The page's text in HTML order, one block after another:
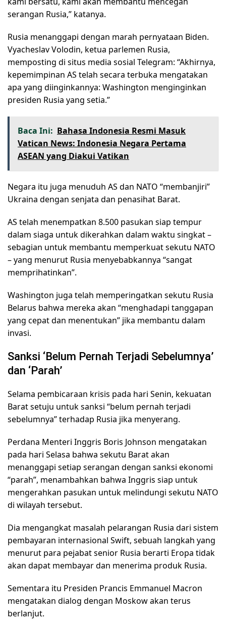
serangan Rusia,” katanya.
Rusia menanggapi dengan marah pernyataan Biden.
Vyacheslav Volodin, ketua parlemen Rusia,
memposting di situs media sosial Telegram: “Akhirnya,
kepemimpinan AS telah secara terbuka mengatakan
apa yang diinginkannya: Washington menginginkan
presiden Rusia yang setia.”
Baca Ini: Bahasa Indonesia Resmi Masuk
Vatican News: Indonesia Negara Pertama
ASEAN yang Diakui Vatikan
Negara itu juga menuduh AS dan NATO “membanjiri”
Ukraina dengan senjata dan penasihat Barat.
AS telah menempatkan 8.500 pasukan siap tempur
dalam siaga untuk dikerahkan dalam waktu singkat –
sebagian untuk membantu memperkuat sekutu NATO
– yang menurut Rusia menyebabkannya “sangat
memprihatinkan”.
Washington juga telah memperingatkan sekutu Rusia
Belarus bahwa mereka akan “menghadapi tanggapan
yang cepat dan menentukan” jika membantu dalam
invasi.
Sanksi ‘Belum Pernah Terjadi Sebelumnya’
dan ‘Parah’
Selama pembicaraan krisis pada hari Senin, kekuatan
Barat setuju untuk sanksi “belum pernah terjadi
sebelumnya” terhadap Rusia jika menyerang.
Perdana Menteri Inggris Boris Johnson mengatakan
pada hari Selasa bahwa sekutu Barat akan
menanggapi setiap serangan dengan sanksi ekonomi
“parah”, menambahkan bahwa Inggris siap untuk
mengerahkan pasukan untuk melindungi sekutu NATO
di wilayah tersebut.
Dia mengangkat masalah pelarangan Rusia dari sistem
pembayaran internasional Swift, sebuah langkah yang
menurut para pejabat senior Rusia berarti Eropa tidak
akan dapat membayar dan menerima produk Rusia.
Sementara itu Presiden Prancis Emmanuel Macron
mengatakan dialog dengan Moskow akan terus
berlanjut.